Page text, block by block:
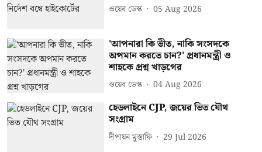
ওয়েব ডেস্ক 05 Aug 2026
'আপনারা কি ভীত, নাকি সংসদকে
অপমান করতে চান?' প্রধানমন্ত্রী ও
শাহকে প্রশ্ন খাড়গের
ওয়েব ডেস্ক 04 Aug 2026
হেডলাইনে CJP, জয়ের ভিত যৌথ
সংগ্রাম
দীপায়ন মুস্তাফি 29 Jul 2026